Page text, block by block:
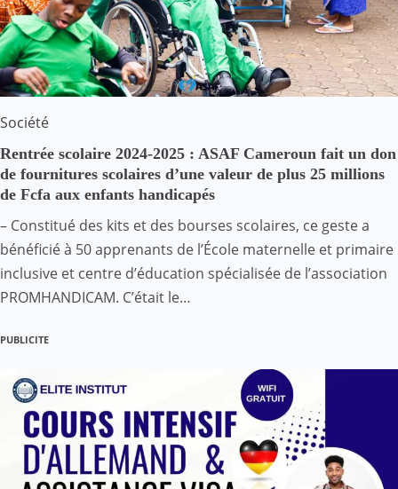
Société
Rentrée scolaire 2024-2025 : ASAF Cameroun fait un don
de fournitures scolaires d’une valeur de plus 25 millions
de Fcfa aux enfants handicapés
– Constitué des kits et des bourses scolaires, ce geste a
bénéficié à 50 apprenants de l’École maternelle et primaire
inclusive et centre d’éducation spécialisée de l’association
PROMHANDICAM. C’était le…
PUBLICITE